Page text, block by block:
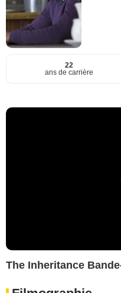
22
ans de carrière
The Inheritance